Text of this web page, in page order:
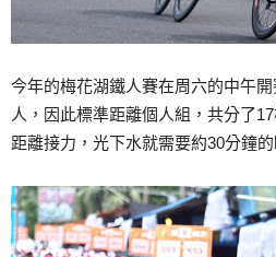
今年的梅花湖鐵人賽在周六的中午
人，因此標準距離個人組，共分了
距離接力，光下水就需要約30分鐘的